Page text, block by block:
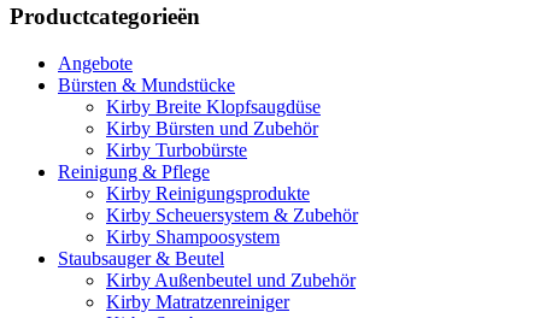
Productcategorieën
Angebote
Bürsten & Mundstücke
Kirby Breite Klopfsaugdüse
Kirby Bürsten und Zubehör
Kirby Turbobürste
Reinigung & Pflege
Kirby Reinigungsprodukte
Kirby Scheuersystem & Zubehör
Kirby Shampoosystem
Staubsauger & Beutel
Kirby Außenbeutel und Zubehör
Kirby Matratzenreiniger